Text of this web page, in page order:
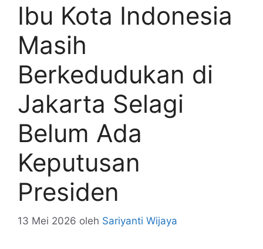
Ibu Kota Indonesia
Masih
Berkedudukan di
Jakarta Selagi
Belum Ada
Keputusan
Presiden
13 Mei 2026 oleh Sariyanti Wijaya